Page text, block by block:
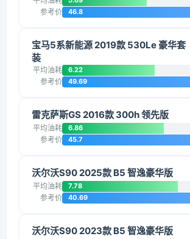
参考价 46.8
宝马5系新能源 2019款 530Le 豪华套
装
平均油耗 6.22
参考价 49.69
雷克萨斯GS 2016款 300h 领先版
平均油耗 6.86
参考价 45.7
沃尔沃S90 2025款 B5 智逸豪华版
平均油耗 7.78
参考价 40.69
沃尔沃S90 2023款 B5 智逸豪华版